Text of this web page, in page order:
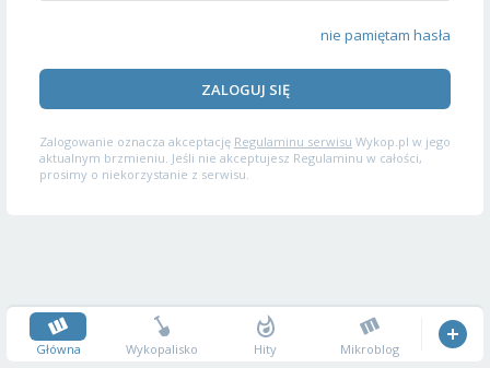
nie pamiętam hasła
ZALOGUJ SIĘ
Zalogowanie oznacza akceptację Regulaminu serwisu Wykop.pl w jego
aktualnym brzmieniu. Jeśli nie akceptujesz Regulaminu w całości,
prosimy o niekorzystanie z serwisu.
Główna Wykopalisko Hity Mikroblog